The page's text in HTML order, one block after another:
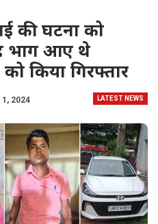
की घटना को
भाग आए थे
किया गिरफ्तार
LATEST NEWS
1, 2024